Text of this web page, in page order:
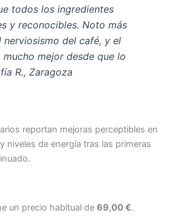
todos los ingredientes
y reconocibles. Noto más
nerviosismo del café, y el
mejor desde que lo
R., Zaragoza
reportan mejoras perceptibles en
niveles de energía tras las primeras
un precio habitual de 69,00 €.